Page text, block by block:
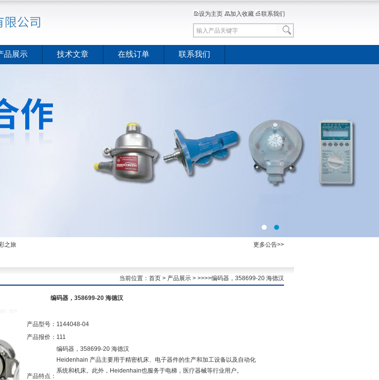
设为主页 加入收藏 联系我们
品展示 技术文章 在线订单 联系我们
之旅 更多公告>>
当前位置： 首页 > 产品展示 > >>>>编码器，358699-20 海德汉
编码器，358699-20 海德汉
产品型号： 1144048-04
产品报价： 111
产品特点：
编码器，358699-20 海德汉
Heidenhain 产品主要用于精密机床、电子器件的生产和加工设备以及自动化
系统和机床。此外，Heidenhain也服务于电梯，医疗器械等行业用户。